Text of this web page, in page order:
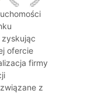
zyskując
ofercie
firmy
z